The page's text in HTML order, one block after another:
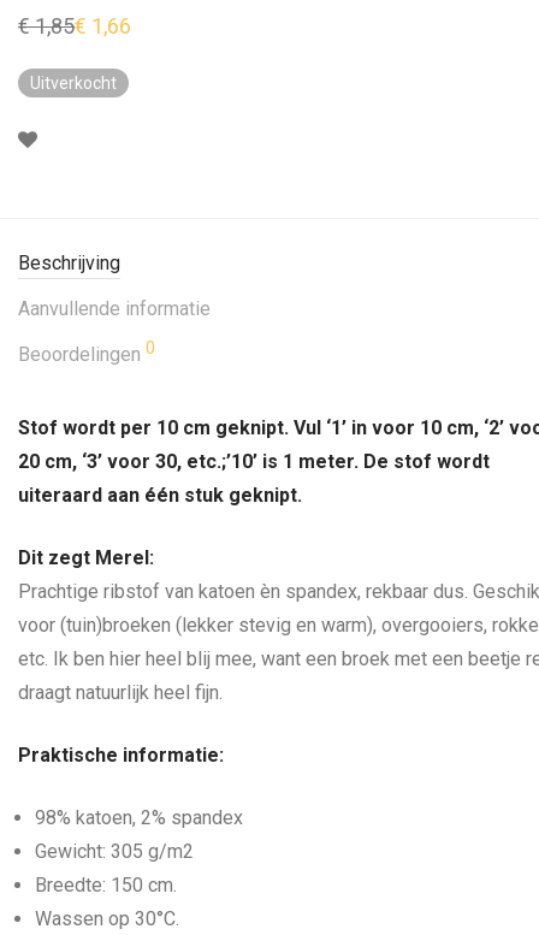
€1,85
Oorspronkelijke
was:
€ 1,85.
€ 1,66
Huidige
is:
€ 1,66.
Uitverkocht
Beschrijving
Aanvullende informatie
Beoordelingen 0
Stof wordt per 10 cm geknipt. Vul ‘1’ in voor 10 cm, ‘2’
20 cm, ‘3’ voor 30, etc.;’10’ is 1 meter. De stof wordt
uiteraard aan één stuk geknipt.
Dit zegt Merel:
Prachtige ribstof van katoen èn spandex, rekbaar dus.
voor (tuin)broeken (lekker stevig en warm), overgooiers,
etc. Ik ben hier heel blij mee, want een broek met een beetje
draagt natuurlijk heel fijn.
Praktische informatie:
98% katoen, 2% spandex
Gewicht: 305 g/m2
Breedte: 150 cm.
Wassen op 30°C.